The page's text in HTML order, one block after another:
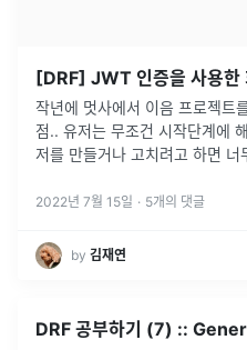
[DRF] JWT 인증을 사용한
작년에 멋사에서 이음 프로젝트
점.. 유저는 무조건 시작단계에
저를 만들거나 고치려고 하면 너
니 겸사겸사 유...
2022년 7월 15일 · 5개의 댓글
by 김재연
DRF 공부하기 (7) ::